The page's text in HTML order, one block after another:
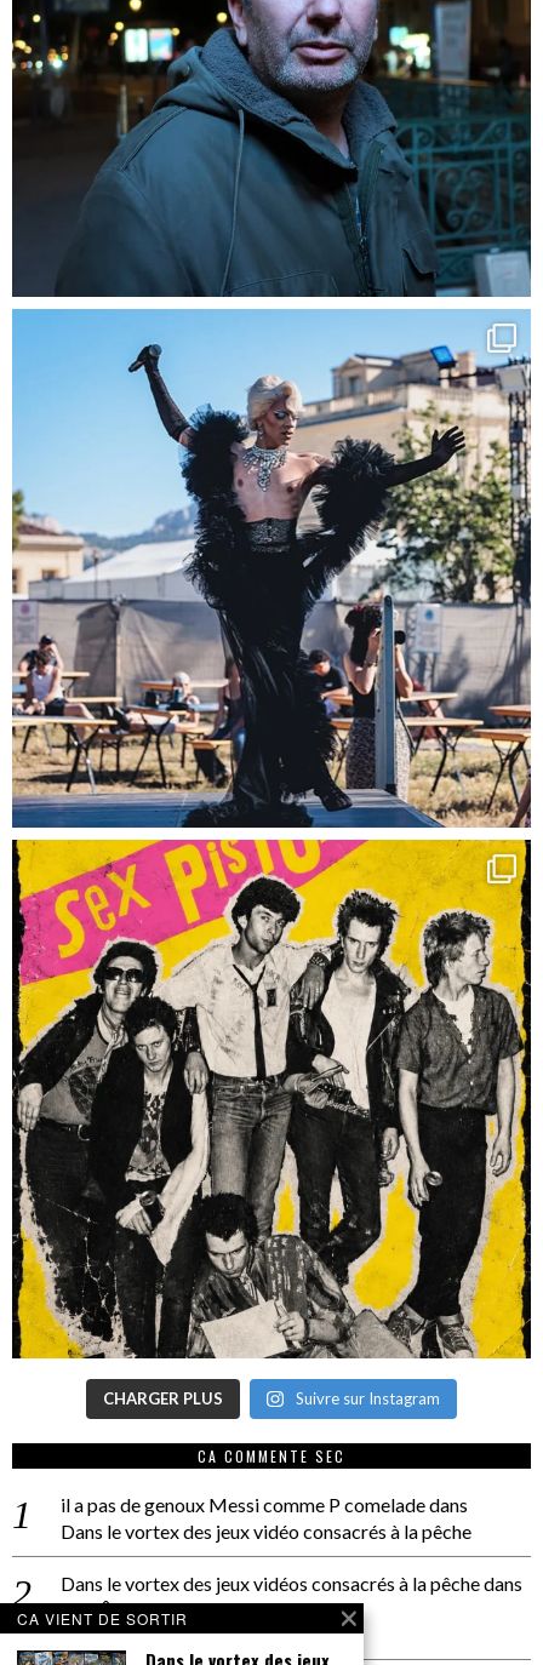
CHARGER PLUS Suivre sur Instagram
CA COMMENTE SEC
il a pas de genoux Messi comme P comeladedans
Dans le vortex des jeux vidéo consacrés à la pêche
Dans le vortex des jeux vidéos consacrés à la pêchedans
PACÔME THIELLEMENT
La séance d’Hip Gnose
CA VIENT DE SORTIR